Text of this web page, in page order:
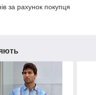
за рахунок покупця